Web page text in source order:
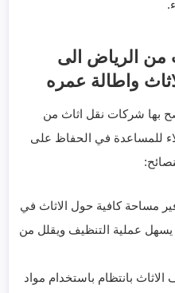
من الرياض الى
واطالة عمره
بها شركات نقل اثاث من
للمساعدة في الحفاظ على
مساحة كافية حول الاثاث في
يسهل عملية التنظيف ويقلل من
بانتظام باستخدام مواد